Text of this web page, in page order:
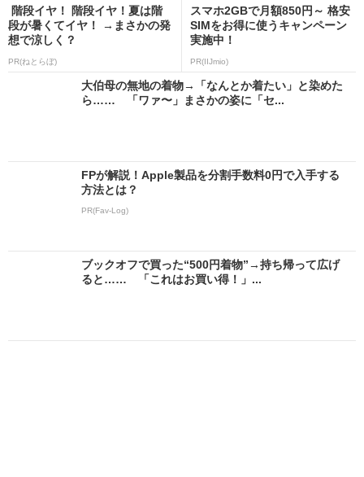
階段イヤ！ 階段イヤ！夏は階
段が暑くてイヤ！ →まさかの発
想で涼しく？
PR(ねとらぼ)
スマホ2GBで月額850円～ 格安
SIMをお得に使うキャンペーン
実施中！
PR(IIJmio)
大伯母の無地の着物→「なんとか着たい」と染めた
ら…… 「ワァ〜」まさかの姿に「セ...
FPが解説！Apple製品を分割手数料0円で入手する
方法とは？
PR(Fav-Log)
ブックオフで買った“500円着物”→持ち帰って広げ
ると…… 「これはお買い得！」...